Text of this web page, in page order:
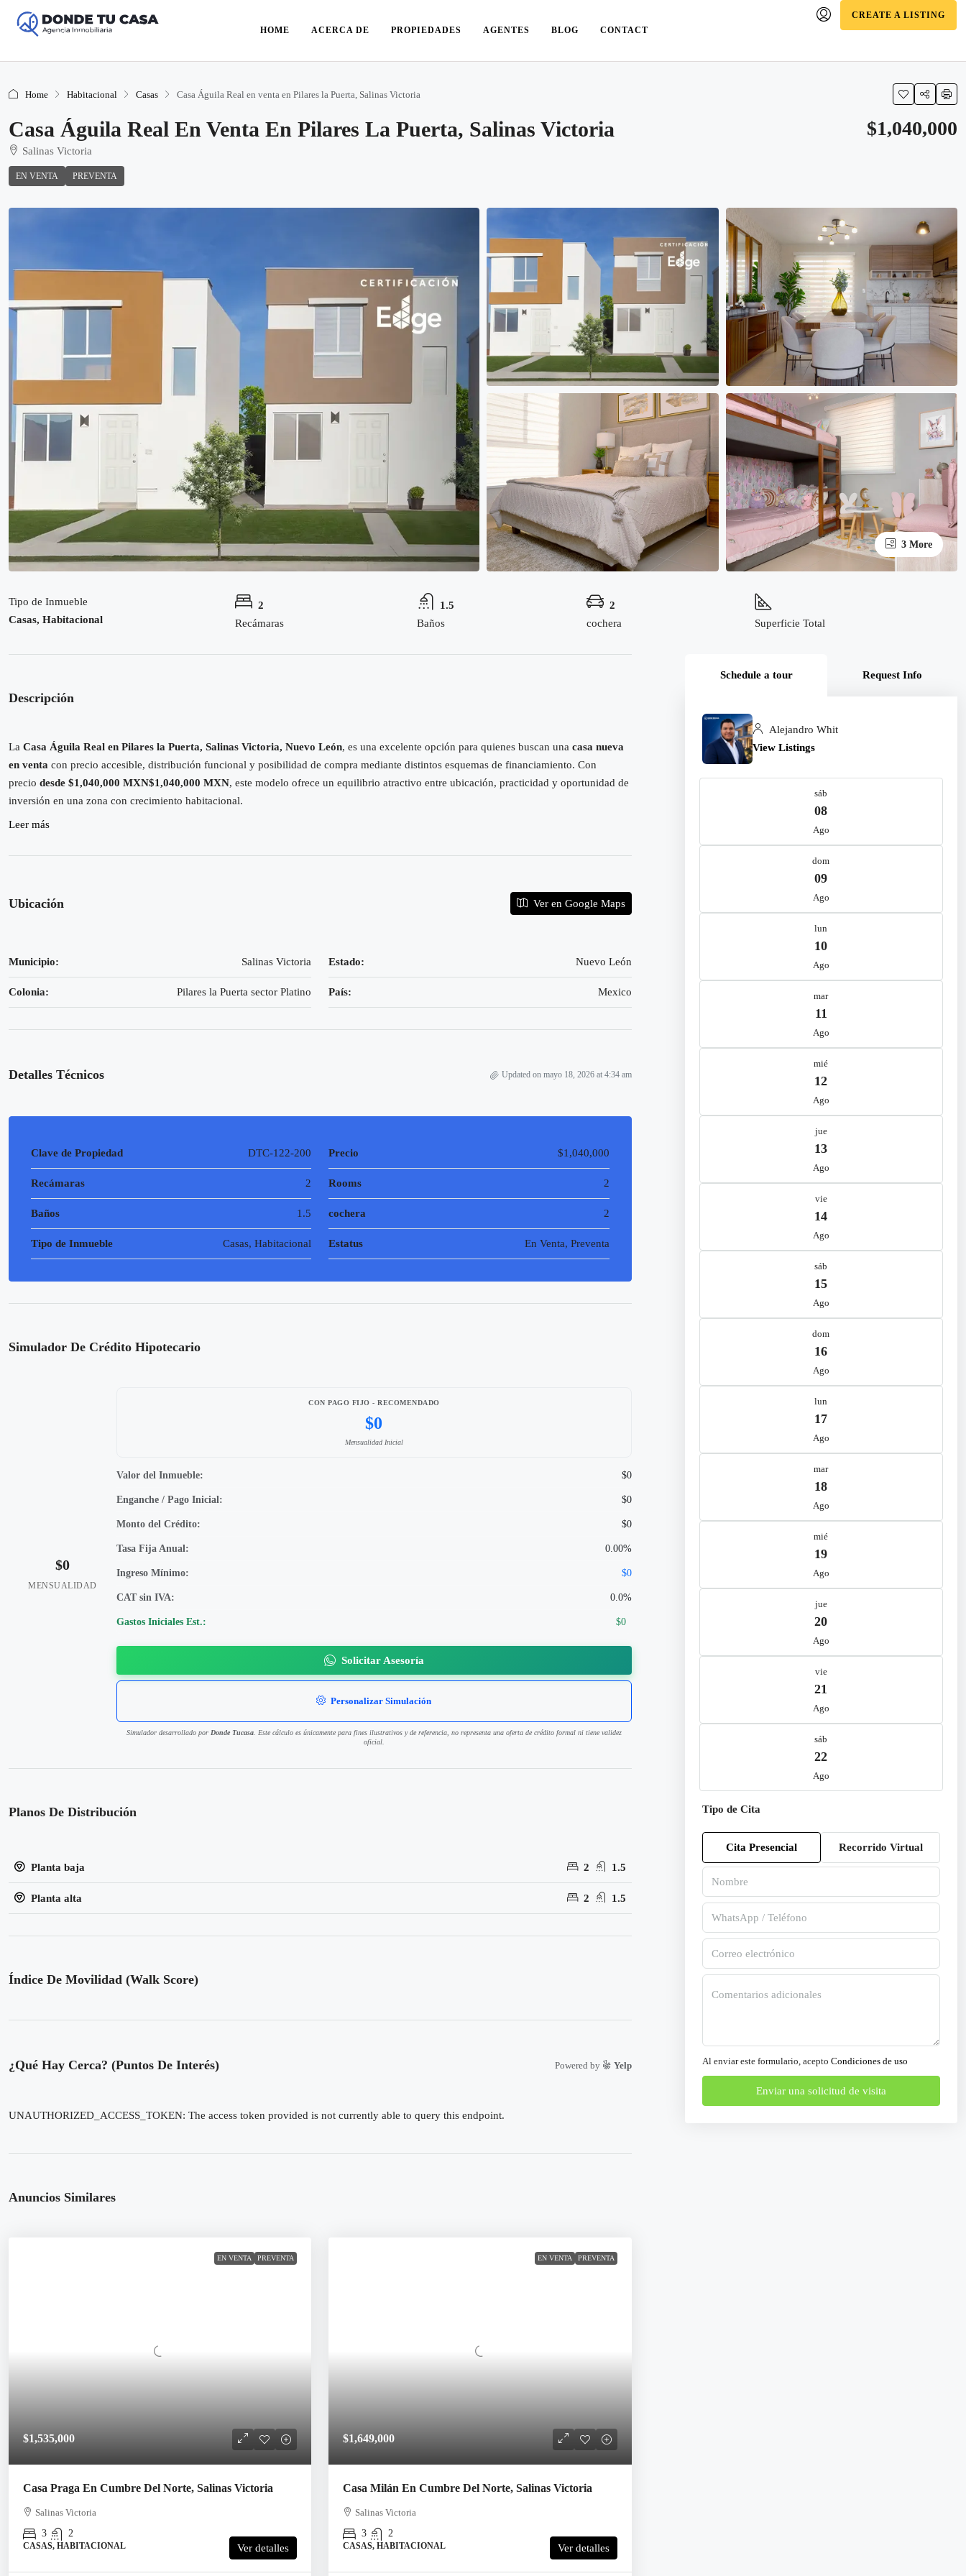
HOME ACERCA DE PROPIEDADES AGENTES BLOG CONTACT
CREATE A LISTING
Home Habitacional Casas Casa Águila Real en venta en Pilares la Puerta, Salinas Victoria
Casa Águila Real En Venta En Pilares La Puerta, Salinas Victoria
Salinas Victoria
EN VENTA PREVENTA
$1,040,000
3 More
Tipo de Inmueble
Casas, Habitacional
2
Recámaras
1.5
Baños
2
cochera
Superficie Total
Descripción
La Casa Águila Real en Pilares la Puerta, Salinas Victoria, Nuevo León, es una excelente opción para quienes buscan una casa nueva
en venta con precio accesible, distribución funcional y posibilidad de compra mediante distintos esquemas de financiamiento. Con
precio desde $1,040,000 MXN$1,040,000 MXN, este modelo ofrece un equilibrio atractivo entre ubicación, practicidad y oportunidad de
inversión en una zona con crecimiento habitacional.
Leer más
Ubicación Ver en Google Maps
Municipio: Salinas Victoria Estado: Nuevo León
Colonia: Pilares la Puerta sector Platino País: Mexico
Detalles Técnicos Updated on mayo 18, 2026 at 4:34 am
Clave de Propiedad DTC-122-200 Precio $1,040,000
Recámaras 2 Rooms 2
Baños 1.5 cochera 2
Tipo de Inmueble Casas, Habitacional Estatus En Venta, Preventa
Simulador De Crédito Hipotecario
$0
MENSUALIDAD
CON PAGO FIJO - RECOMENDADO
$0
Mensualidad Inicial
Valor del Inmueble: $0
Enganche / Pago Inicial: $0
Monto del Crédito: $0
Tasa Fija Anual: 0.00%
Ingreso Mínimo: $0
CAT sin IVA: 0.0%
Gastos Iniciales Est.: $0
Solicitar Asesoría
Personalizar Simulación
Simulador desarrollado por Donde Tucasa. Este cálculo es únicamente para fines ilustrativos y de referencia, no representa una oferta de crédito formal ni tiene validez
oficial.
Planos De Distribución
Planta baja 2 1.5
Planta alta 2 1.5
Índice De Movilidad (Walk Score)
¿Qué Hay Cerca? (Puntos De Interés) Powered by Yelp
UNAUTHORIZED_ACCESS_TOKEN: The access token provided is not currently able to query this endpoint.
Anuncios Similares
EN VENTA PREVENTA
$1,535,000
Casa Praga En Cumbre Del Norte, Salinas Victoria
Salinas Victoria
3
2
CASAS, HABITACIONAL Ver detalles
EN VENTA PREVENTA
$1,649,000
Casa Milán En Cumbre Del Norte, Salinas Victoria
Salinas Victoria
3
2
CASAS, HABITACIONAL Ver detalles
Schedule a tour Request Info
Alejandro Whit
View Listings
sáb
08
Ago
dom
09
Ago
lun
10
Ago
mar
11
Ago
mié
12
Ago
jue
13
Ago
vie
14
Ago
sáb
15
Ago
dom
16
Ago
lun
17
Ago
mar
18
Ago
mié
19
Ago
jue
20
Ago
vie
21
Ago
sáb
22
Ago
Tipo de Cita
Cita Presencial Recorrido Virtual
Al enviar este formulario, acepto Condiciones de uso
Enviar una solicitud de visita